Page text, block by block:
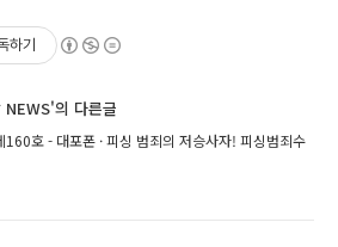
하기
의 다른글
160호 - 대포폰 · 피싱 범죄의 저승사자! 피싱범죄수